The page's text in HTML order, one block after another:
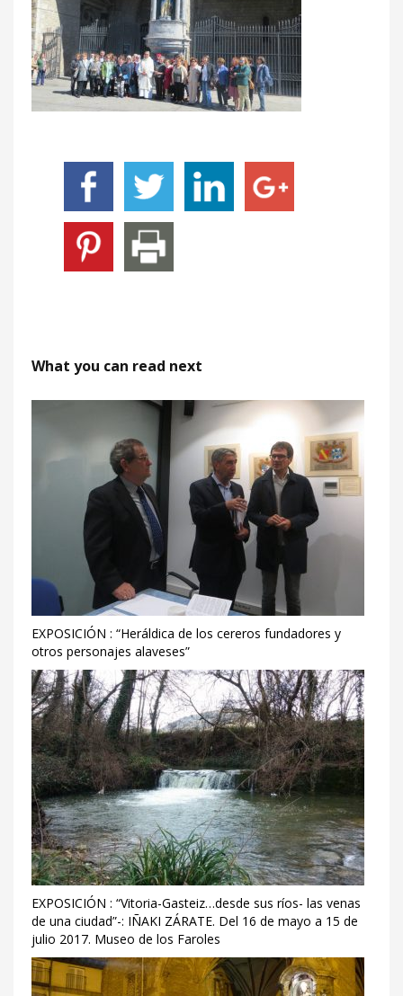
What you can read next
EXPOSICIÓN : “Heráldica de los cereros fundadores y
otros personajes alaveses”
EXPOSICIÓN : “Vitoria-Gasteiz…desde sus ríos- las venas
de una ciudad”-: IÑAKI ZÁRATE. Del 16 de mayo a 15 de
julio 2017. Museo de los Faroles